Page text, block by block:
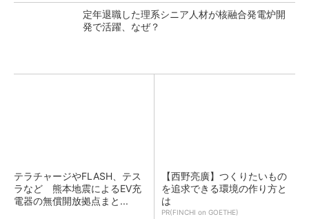
定年退職した理系シニア人材が核融合発電炉開
発で活躍、なぜ？
テラチャージやFLASH、テス
ラなど 熊本地震によるEV充
電器の無償開放拠点まと...
【西野亮廣】つくりたいもの
を追求できる環境の作り方と
は
PR(FINCHI on GOETHE)